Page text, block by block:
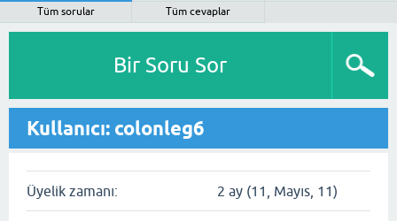
Tüm sorular
Tüm cevaplar
Bir Soru Sor
Kullanıcı: colonleg6
Üyelik zamanı: 2 ay (11, Mayıs, 11)